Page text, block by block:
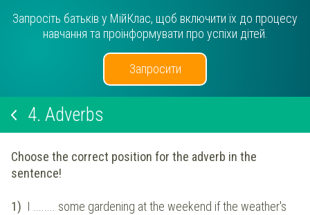
Запросіть батьків у МійКлас, щоб включити їх до процесу
навчання та проінформувати про успіхи дітей.
Запросити
4. Adverbs
Choose the correct position for the adverb in the
sentence!
1) I ........ some gardening at the weekend if the weather's